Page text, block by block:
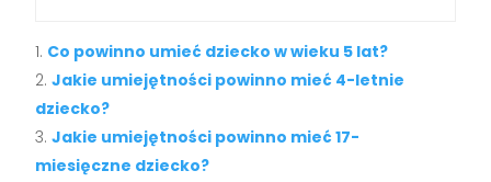
Co powinno umieć dziecko w wieku 5 lat?
Jakie umiejętności powinno mieć 4-letnie
dziecko?
Jakie umiejętności powinno mieć 17-
miesięczne dziecko?